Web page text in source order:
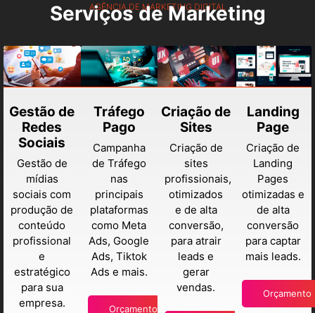
AGÊNCIA DE MARKETING DIGITAL
Serviços de Marketing
Gestão de
Redes
Sociais
Gestão de
mídias
sociais com
produção de
conteúdo
profissional
e
estratégico
para sua
empresa.
Tráfego
Pago
Campanha
de Tráfego
nas
principais
plataformas
como Meta
Ads, Google
Ads, Tiktok
Ads e mais.
Orçamento
Criação de
Sites
Criação de
sites
profissionais,
otimizados
e de alta
conversão,
para atrair
leads e
gerar
vendas.
Landing
Page
Criação de
Landing
Pages
otimizadas e
de alta
conversão
para captar
mais leads.
Orçamento